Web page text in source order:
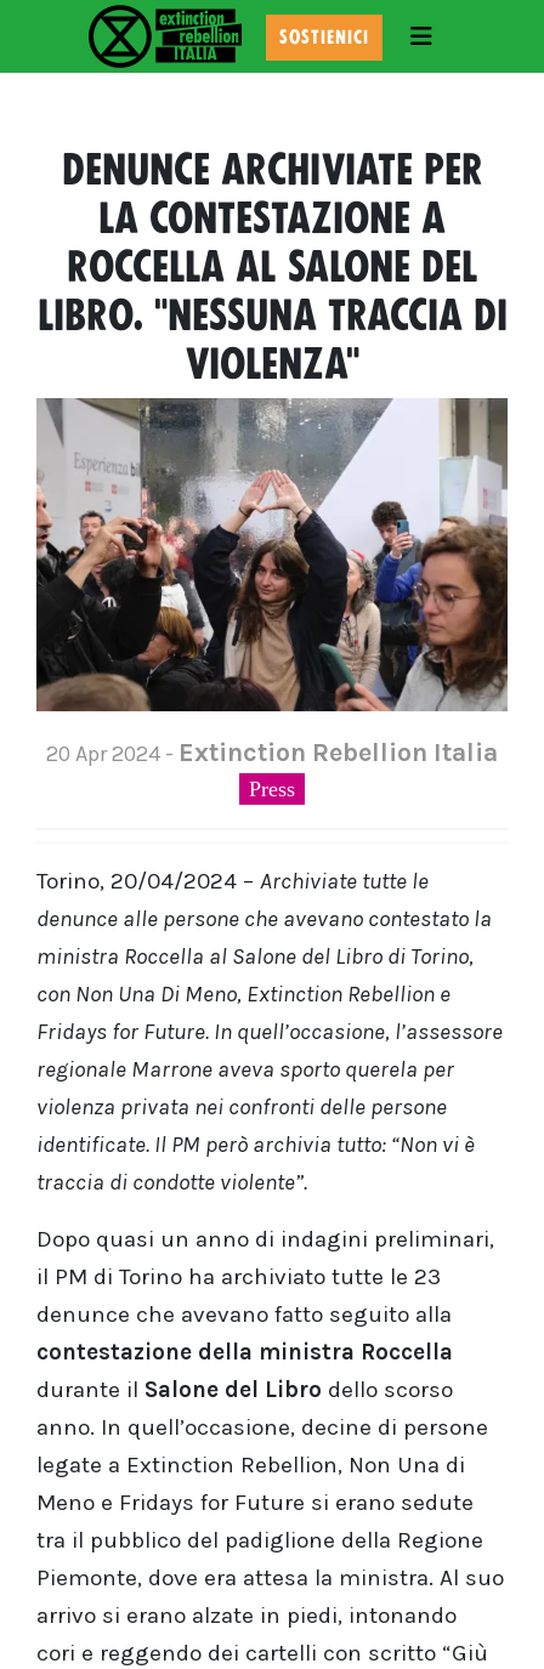
SOSTIENICI TOGGLE
DENUNCE ARCHIVIATE PER
LA CONTESTAZIONE A
ROCCELLA AL SALONE DEL
LIBRO. "NESSUNA TRACCIA DI
VIOLENZA"
20 Apr 2024 - Extinction Rebellion Italia
Press
Torino, 20/04/2024 – Archiviate tutte le
denunce alle persone che avevano contestato la
ministra Roccella al Salone del Libro di Torino,
con Non Una Di Meno, Extinction Rebellion e
Fridays for Future. In quell’occasione, l’assessore
regionale Marrone aveva sporto querela per
violenza privata nei confronti delle persone
identificate. Il PM però archivia tutto: “Non vi è
traccia di condotte violente”.
Dopo quasi un anno di indagini preliminari,
il PM di Torino ha archiviato tutte le 23
denunce che avevano fatto seguito alla
contestazione della ministra Roccella
durante il Salone del Libro dello scorso
anno. In quell’occasione, decine di persone
legate a Extinction Rebellion, Non Una di
Meno e Fridays for Future si erano sedute
tra il pubblico del padiglione della Regione
Piemonte, dove era attesa la ministra. Al suo
arrivo si erano alzate in piedi, intonando
cori e reggendo dei cartelli con scritto “Giù